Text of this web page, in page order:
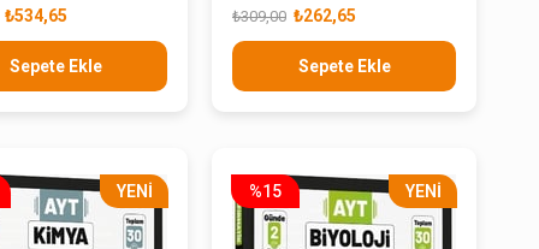
₺534,65
Sepete Ekle
Bankası ₺262,65
₺309,00
Sepete Ekle
YENI
ÜRÜN
%15
YENI
ÜRÜN